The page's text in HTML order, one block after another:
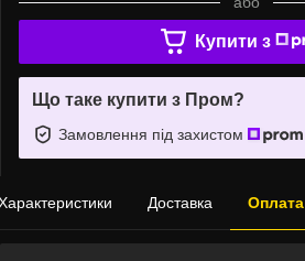
Купити з
Що таке купити з Пром?
Замовлення під захистом
Доставка Оплата